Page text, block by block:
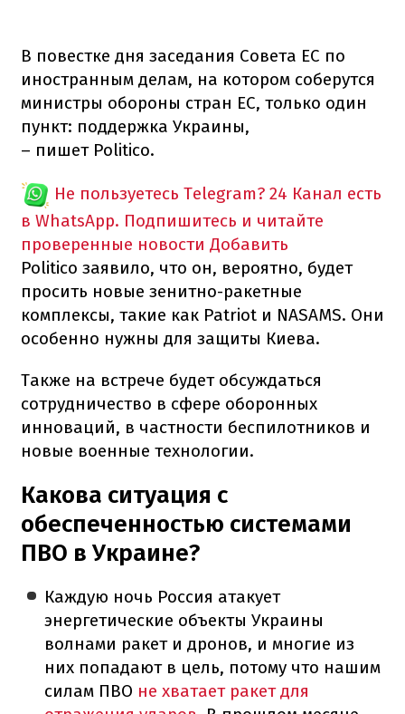
В повестке дня заседания Совета ЕС по
иностранным делам, на котором соберутся
министры обороны стран ЕС, только один
пункт: поддержка Украины,
– пишет Politico.
Не пользуетесь Telegram? 24 Канал есть
в WhatsApp. Подпишитесь и читайте
проверенные новости Добавить
Politico заявило, что он, вероятно, будет
просить новые зенитно-ракетные
комплексы, такие как Patriot и NASAMS. Они
особенно нужны для защиты Киева.
Также на встрече будет обсуждаться
сотрудничество в сфере оборонных
инноваций, в частности беспилотников и
новые военные технологии.
Какова ситуация с
обеспеченностью системами
ПВО в Украине?
Каждую ночь Россия атакует
энергетические объекты Украины
волнами ракет и дронов, и многие из
них попадают в цель, потому что нашим
силам ПВО не хватает ракет для